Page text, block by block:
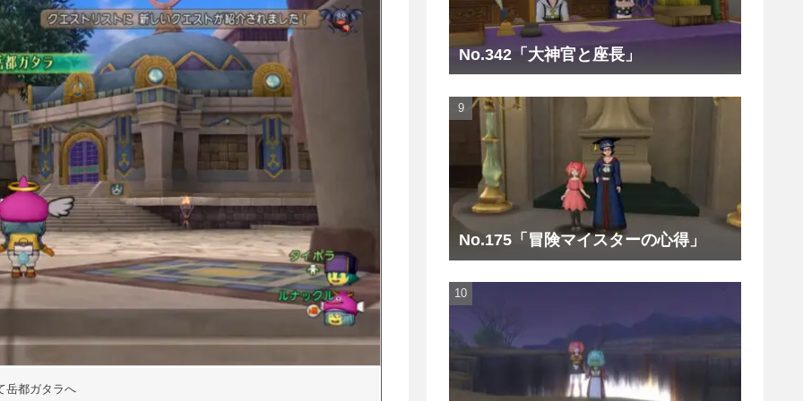
岳都ガタラへ
No.342「大神官と座長」
No.175「冒険マイスターの心得」